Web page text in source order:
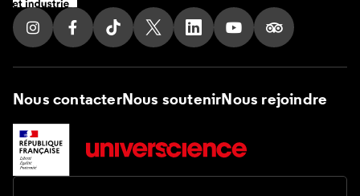
Suivez nous sur Instagram
Suivez nous sur Facebook
Suivez nous sur Tik Tok
Suivez nous sur X
Suivez nous sur LinkedIn
Suivez nous sur
Suivez nous
Nous contacterNous soutenirNous rejoindre